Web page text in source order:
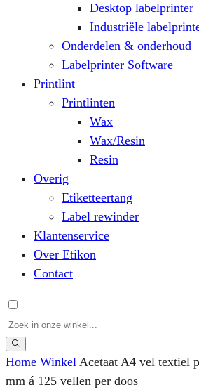
Desktop labelprinter
Industriële
Onderdelen & onderhoud
Labelprinter Software
Printlint
Printlinten
Wax
Wax/Resin
Resin
Overig
Etiketteertang
Label rewinder
Klantenservice
Over Etikon
Contact
Home Winkel Acetaat A4 vel textiel
mm á 125 vellen per doos